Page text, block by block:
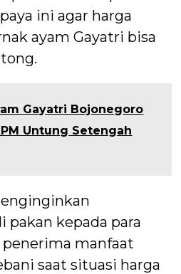
ini agar harga
ayam Gayatri bisa
Gayatri Bojonegoro
Untung Setengah
kepada para
penerima manfaat
saat situasi harga